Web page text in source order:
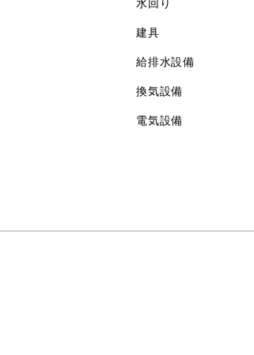
水回り
建具
給排水設備
換気設備
電気設備